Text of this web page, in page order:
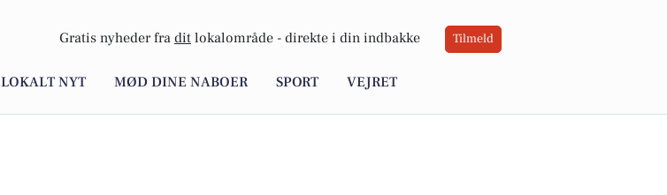
Gratis nyheder fra dit lokalområde - direkte i din indbakke Tilmeld
LOKALT NYT MØD DINE NABOER SPORT VEJRET